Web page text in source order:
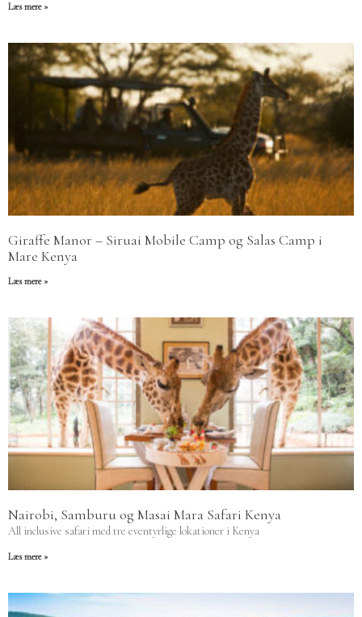
Læs mere »
Giraffe Manor – Siruai Mobile Camp og Salas Camp i
Mare Kenya
Læs mere »
Nairobi, Samburu og Masai Mara Safari Kenya
All inclusive safari med tre eventyrlige lokationer i Kenya
Læs mere »